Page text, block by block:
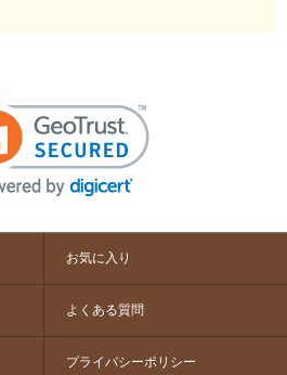
お気に入り
よくある質問
プライバシーポリシー